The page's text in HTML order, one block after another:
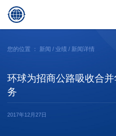
日本
您的位置 ： 新闻 / 业绩 / 新闻详情
环球为招商公路吸收合
务
2017年12月27日